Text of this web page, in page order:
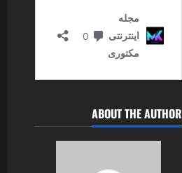
ABOUT THE AUTHOR